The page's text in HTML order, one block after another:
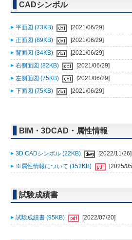
CADシンボル
平面図 (73KB)
[2021/06/29]
正面図 (89KB)
[2021/06/29]
背面図 (34KB)
[2021/06/29]
右側面図 (82KB)
[2021/06/29]
左側面図 (75KB)
[2021/06/29]
下面図 (75KB)
[2021/06/29]
BIM・3DCAD・属性情報
3D CADシンボル (22KB)
[2022/11/26]
※属性情報について (152KB)
[2025/
試験成績書
試験成績書 (95KB) [2022/07/20]